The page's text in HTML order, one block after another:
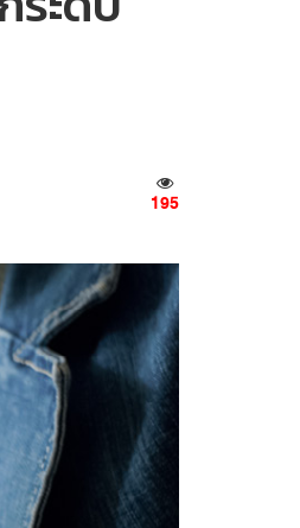
195